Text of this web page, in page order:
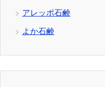
アレッポ石鹸
よか石鹸